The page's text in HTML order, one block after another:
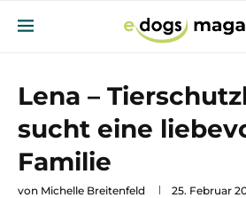
Lena –
sucht eine
Familie
von Michelle Breitenfeld 25. Februar